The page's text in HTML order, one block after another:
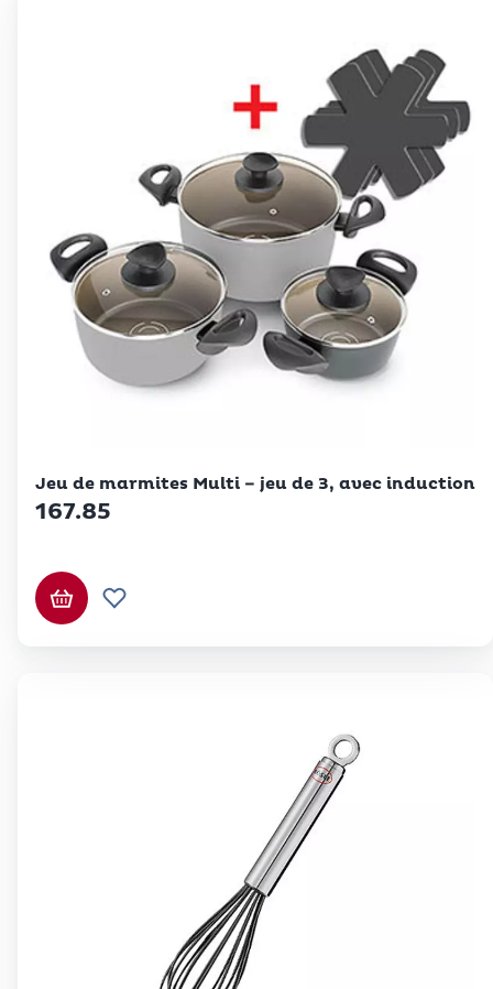
Jeu de marmites Multi – jeu de 3, avec induction
167.85
Ajouter au panier
Ajouter à la liste de souhaits.